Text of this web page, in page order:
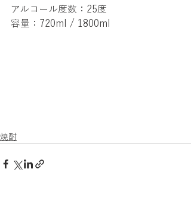
アルコール度数：25度
容量：720ml / 1800ml
焼酎